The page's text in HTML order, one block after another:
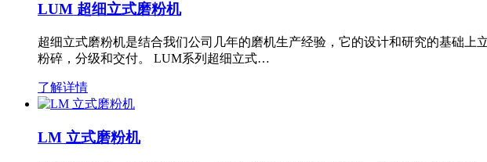
LUM 超细立式磨粉机
超细立式磨粉机是结合我们公司几年的磨机生产经验，它的设计和研究的基础
粉碎，分级和交付。 LUM系列超细立式…
了解详情
LM 立式磨粉机